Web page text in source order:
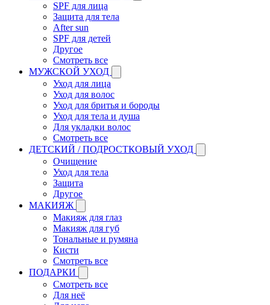
SPF для лица
Защита для тела
After sun
SPF для детей
Другое
Смотреть все
МУЖСКОЙ УХОД
Уход для лица
Уход для волос
Уход для бритья и бороды
Уход для тела и душа
Для укладки волос
Смотреть все
ДЕТСКИЙ / ПОДРОСТКОВЫЙ УХОД
Очищение
Уход для тела
Защита
Другое
МАКИЯЖ
Макияж для глаз
Макияж для губ
Тональные и румяна
Кисти
Смотреть все
ПОДАРКИ
Смотреть все
Для неё